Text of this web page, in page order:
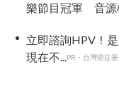
樂節目冠軍 音源
立即諮詢HPV！
現在不...PR・台灣癌症